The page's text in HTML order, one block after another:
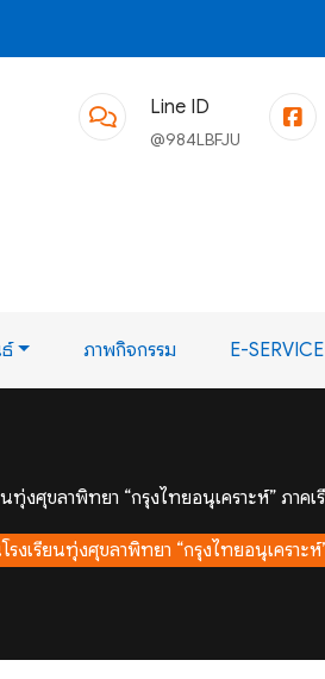
Line ID
@984LBFJU
ภาพกิจกรรม E-SERVICE
ทุ่งศุขลาพิทยา “กรุงไทยอนุเคราะห์” ภาค
รงเรียนทุ่งศุขลาพิทยา “กรุงไทยอนุเคราะ